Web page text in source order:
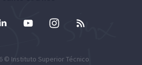
© Instituto Superior Técnico